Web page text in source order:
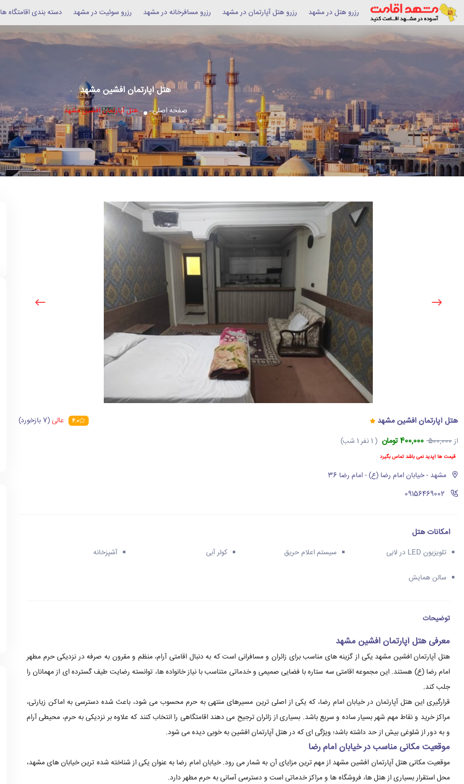
رزرو هتل در مشهد رزرو هتل آپارتمان در مشهد رزرو مسافرخانه در مشهد رزرو سوئیت در مشهد دسته بندی اقامتگاه ها
هتل آپارتمان افشین مشهد
صفحه اصلی هتل آپارتمان افشین مشهد
هتل آپارتمان افشین مشهد
از500,000 400,000 تومان ( 1 نفر 1 شب)
قیمت ها آپدید نمی باشد تماس بگیرد
مشهد - خیابان امام رضا (ع) - امام رضا 36
‪09156469002‬
4.0 عالی(7 بازخورد)
امکانات هتل
تلویزیون LED در لابی سیستم اعلام حریق کولر آبی آشپزخانه
سالن همایش
توضیحات
معرفی هتل آپارتمان افشین مشهد
هتل آپارتمان افشین مشهد یکی از گزینه های مناسب برای زائران و مسافرانی است که به دنبال اقامتی آرام، منظم و مقرون به صرفه در نزدیکی حرم مطهر
امام رضا (ع) هستند. این مجموعه اقامتی سه ستاره با فضایی صمیمی و خدماتی متناسب با نیاز خانواده ها، توانسته رضایت طیف گسترده ای از مهمانان را
جلب کند.
قرارگیری این هتل آپارتمان در خیابان امام رضا، که یکی از اصلی ترین مسیرهای منتهی به حرم محسوب می شود، باعث شده دسترسی به اماکن زیارتی،
مراکز خرید و نقاط مهم شهر بسیار ساده و سریع باشد. بسیاری از زائران ترجیح می دهند اقامتگاهی را انتخاب کنند که علاوه بر نزدیکی به حرم، محیطی آرام
و به دور از شلوغی بیش از حد داشته باشد؛ ویژگی ای که در هتل آپارتمان افشین به خوبی دیده می شود.
موقعیت مکانی مناسب در خیابان امام رضا
موقعیت مکانی هتل آپارتمان افشین مشهد از مهم ترین مزایای آن به شمار می رود. خیابان امام رضا به عنوان یکی از شناخته شده ترین خیابان های مشهد،
محل استقرار بسیاری از هتل ها، فروشگاه ها و مراکز خدماتی است و دسترسی آسانی به حرم مطهر دارد.